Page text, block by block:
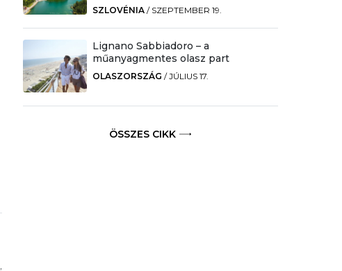
SZLOVÉNIA / SZEPTEMBER 19.
Lignano Sabbiadoro – a
műanyagmentes olasz part
OLASZORSZÁG /JÚLIUS 17.
ÖSSZES CIKK